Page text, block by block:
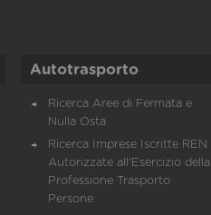
Autotrasporto
Ricerca Aree di Fermata e
Nulla Osta
Ricerca Imprese Iscritte REN
Autorizzate all'Esercizio della
Professione Trasporto
Persone